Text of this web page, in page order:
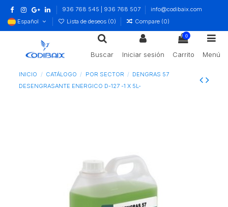
936 768 545 | 936 768 507
info@codibaix.com
Español
Lista de deseos (0) Compare (0)
Buscar Iniciar sesión
0
Carrito Menú
INICIO CATÁLOGO POR SECTOR
DENGRAS 57
DESENGRASANTE ENERGICO D-127 -1 X 5L-